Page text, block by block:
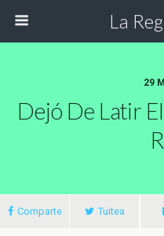
La
29
Dejó De Latir
Comparte Tuitea